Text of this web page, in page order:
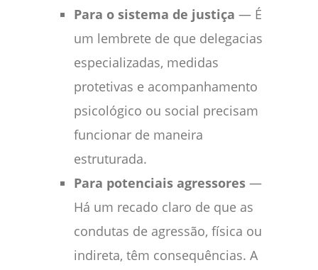
Para o sistema de justiça — É
um lembrete de que delegacias
especializadas, medidas
protetivas e acompanhamento
psicológico ou social precisam
funcionar de maneira
estruturada.
Para potenciais agressores —
Há um recado claro de que as
condutas de agressão, física ou
indireta, têm consequências. A